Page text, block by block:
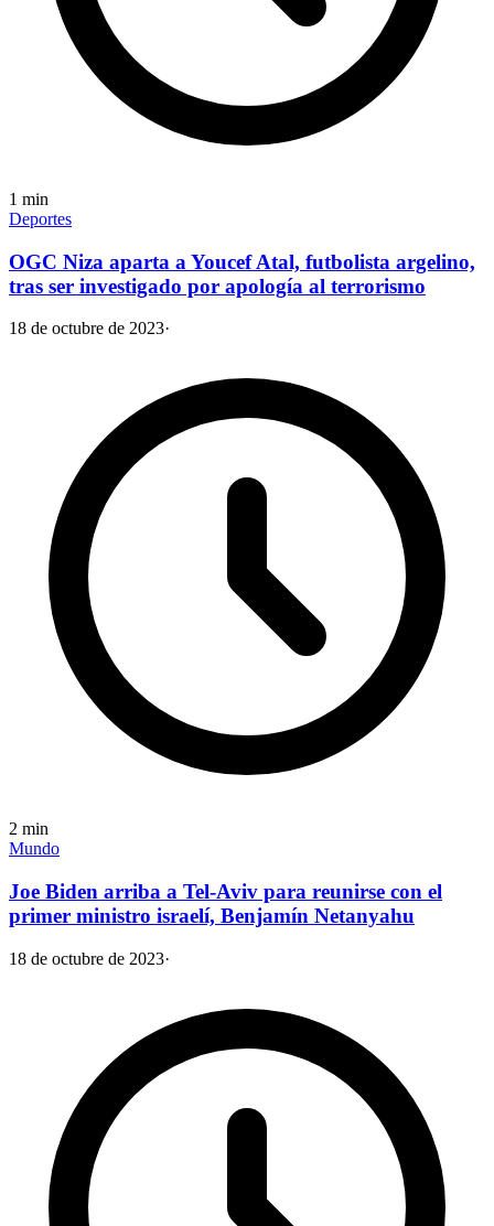
1 min
Deportes
OGC Niza aparta a Youcef Atal, futbolista argelino,
tras ser investigado por apología al terrorismo
18 de octubre de 2023·
2 min
Mundo
Joe Biden arriba a Tel-Aviv para reunirse con el
primer ministro israelí, Benjamín Netanyahu
18 de octubre de 2023·